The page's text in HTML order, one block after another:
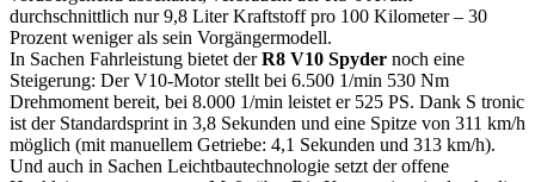
durchschnittlich nur 9,8 Liter Kraftstoff pro 100 Kilometer – 30
Prozent weniger als sein Vorgängermodell.
In Sachen Fahrleistung bietet derR8 V10 Spyder noch eine
Steigerung: Der V10-Motor stellt bei 6.500 1/min 530 Nm
Drehmoment bereit, bei 8.000 1/min leistet er 525 PS. Dank S tronic
ist der Standardsprint in 3,8 Sekunden und eine Spitze von 311 km/h
möglich (mit manuellem Getriebe: 4,1 Sekunden und 313 km/h).
Und auch in Sachen Leichtbautechnologie setzt der offene